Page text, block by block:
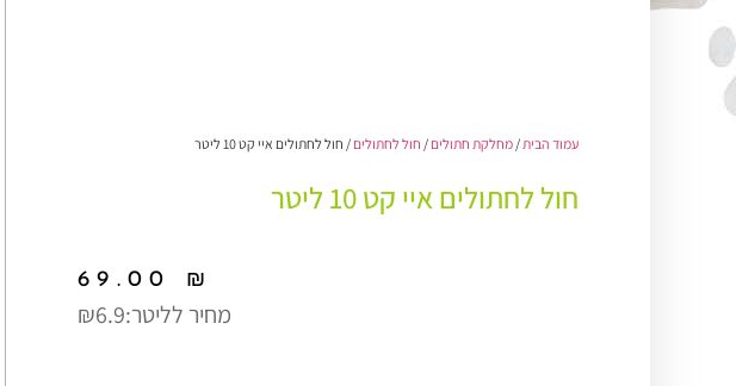
עמוד הבית / מחלקת חתולים / חול לחתולים / חול לחתולים איי קט 10 ליטר
חול לחתולים איי קט 10 ליטר
69.00 ₪
מחיר לליטר:₪6.9